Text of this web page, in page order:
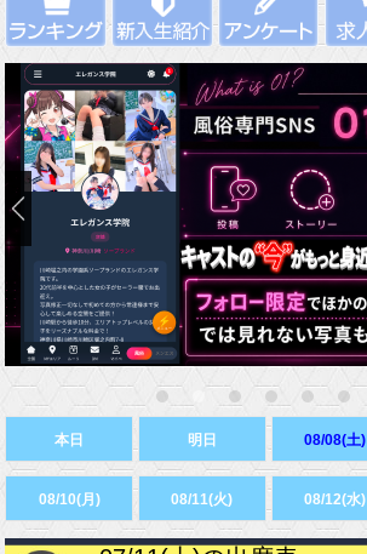
本日 明日 08/08(土)
08/10(月) 08/11(火) 08/12(水)